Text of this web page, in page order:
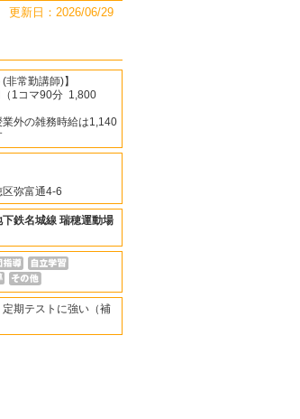
更新日：2026/06/29
(非常勤講師)】
1コマ90分 1,800
外の雑務時給は1,140
弥富通4-6
下鉄名城線 瑞穂運動場
期テストに強い（補